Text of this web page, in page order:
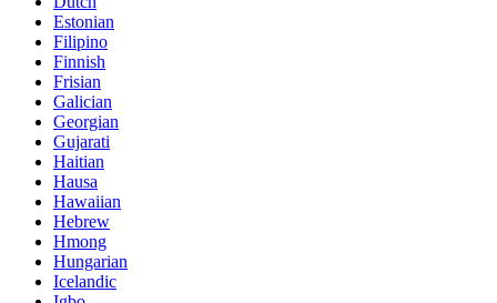
Estonian
Filipino
Finnish
Frisian
Galician
Georgian
Gujarati
Haitian
Hausa
Hawaiian
Hebrew
Hmong
Hungarian
Icelandic